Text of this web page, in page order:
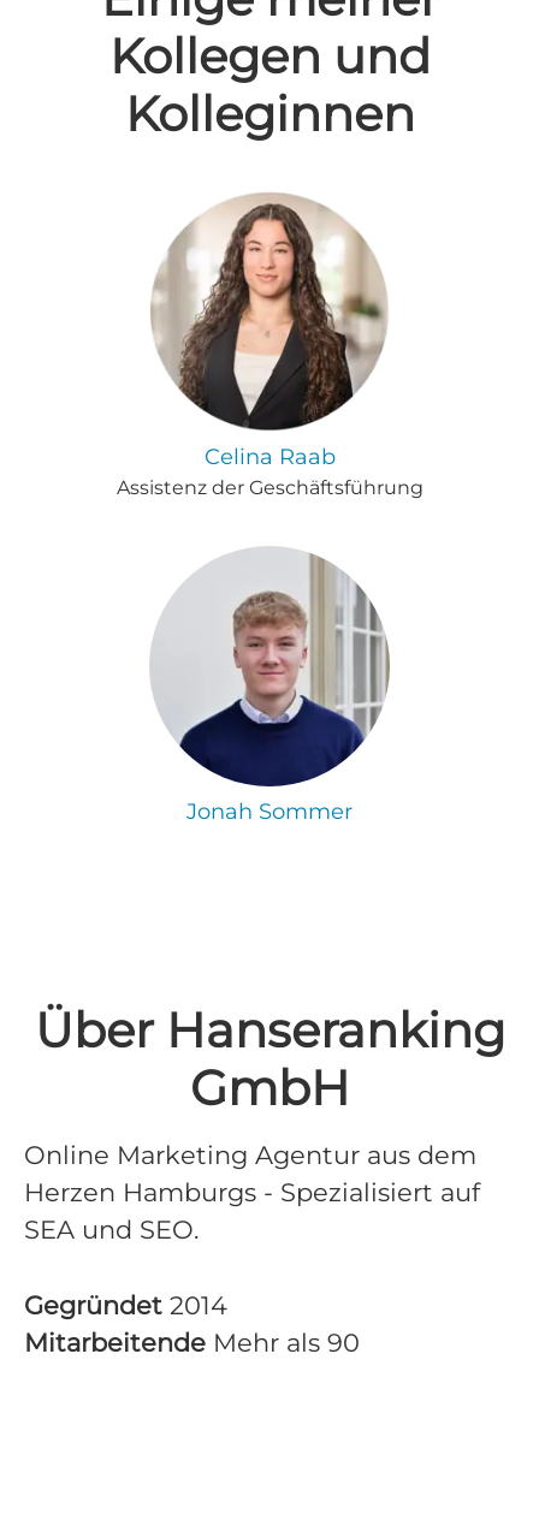
Kollegen und
Kolleginnen
Celina Raab
Assistenz der Geschäftsführung
Jonah Sommer
Über Hanseranking
GmbH
Online Marketing Agentur aus dem
Herzen Hamburgs - Spezialisiert auf
SEA und SEO.
Gegründet 2014
Mitarbeitende Mehr als 90